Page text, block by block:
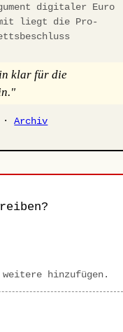
digitaler Euro
liegt die Pro-
klar für die
·Archiv
hinzufügen.